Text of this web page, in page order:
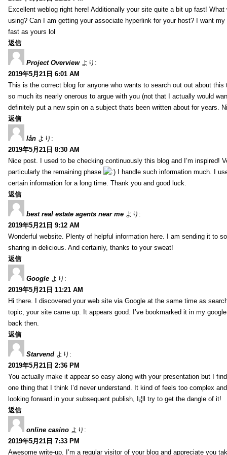
Excellent weblog right here! Additionally your site quite a bit up fast! What
using? Can I am getting your associate hyperlink for your host? I want
fast as yours lol
返信
Project Overview より:
2019年5月21日 6:01 AM
This is the correct blog for anyone who wants to search out out about this
so much its nearly onerous to argue with you (not that I actually would
definitely put a new spin on a subject thats been written about for years.
返信
lån より:
2019年5月21日 8:30 AM
Nice post. I used to be checking continuously this blog and I’m inspired!
particularly the remaining phase
I handle such information much. I
certain information for a long time. Thank you and good luck.
返信
best real estate agents near me より:
2019年5月21日 9:12 AM
Wonderful website. Plenty of helpful information here. I am sending it to
sharing in delicious. And certainly, thanks to your sweat!
返信
Google より:
2019年5月21日 11:21 AM
Hi there. I discovered your web site via Google at the same time as
topic, your site came up. It appears good. I’ve bookmarked it in my
back then.
返信
Starvend より:
2019年5月21日 2:36 PM
You actually make it appear so easy along with your presentation but I
one thing that I think I’d never understand. It kind of feels too complex
looking forward in your subsequent publish, I¡¦ll try to get the dangle of it!
返信
online casino より:
2019年5月21日 7:33 PM
Awesome write-up. I’m a regular visitor of your blog and appreciate you